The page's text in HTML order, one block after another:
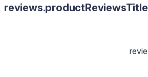
reviews.productReviewsTitle